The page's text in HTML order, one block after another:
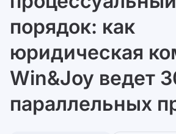
порядок: как
юридическая
Win&Joy ведет
параллельных